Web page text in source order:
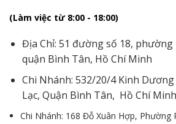
(Làm việc từ 8:00 - 18:00)
Địa Chỉ: 51 đường số 18,
quận Bình Tân, Hồ Chí Minh
Chi Nhánh: 532/20/4 Kinh
Lạc, Quận Bình Tân, Hồ Chí Minh
Chi Nhánh: 168 Đỗ Xuân Hợp, Phường